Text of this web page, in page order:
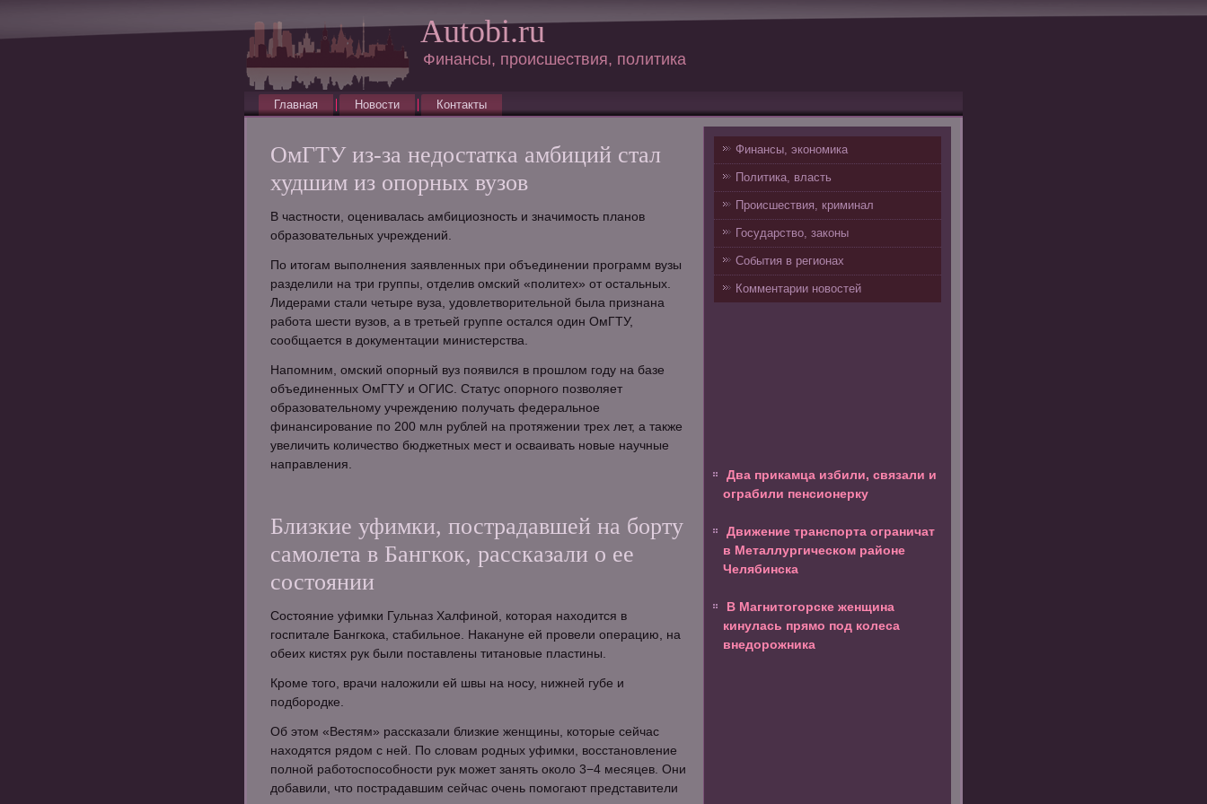
Autobi.ru
Финансы, происшествия, политика
Главная Новости Контакты
ОмГТУ из-за недостатка амбиций стал
худшим из опорных вузов
В частности, оценивалась амбициозность и значимость планов
образовательных учреждений.
По итогам выполнения заявленных при объединении программ вузы
разделили на три группы, отделив омский «политех» от остальных.
Лидерами стали четыре вуза, удовлетворительной была признана
работа шести вузов, а в третьей группе остался один ОмГТУ,
сообщается в документации министерства.
Напомним, омский опорный вуз появился в прошлом году на базе
объединенных ОмГТУ и ОГИС. Статус опорного позволяет
образовательному учреждению получать федеральное
финансирование по 200 млн рублей на протяжении трех лет, а также
увеличить количество бюджетных мест и осваивать новые научные
направления.
Близкие уфимки, пострадавшей на борту
самолета в Бангкок, рассказали о ее
состоянии
Состояние уфимки Гульназ Халфиной, которая находится в
госпитале Бангкока, стабильное. Накануне ей провели операцию, на
обеих кистях рук были поставлены титановые пластины.
Кроме того, врачи наложили ей швы на носу, нижней губе и
подбородке.
Об этом «Вестям» рассказали близкие женщины, которые сейчас
находятся рядом с ней. По словам родных уфимки, восстановление
полной работоспособности рук может занять около 3−4 месяцев. Они
добавили, что пострадавшим сейчас очень помогают представители
Финансы, экономика
Политика, власть
Происшествия, криминал
Государство, законы
События в регионах
Комментарии новостей
Два прикамца избили, связали и
ограбили пенсионерку
Движение транспорта ограничат
в Металлургическом районе
Челябинска
В Магнитогорске женщина
кинулась прямо под колеса
внедорожника